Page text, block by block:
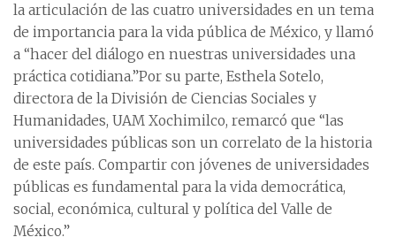
la articulación de las cuatro universidades en un tema
de importancia para la vida pública de México, y llamó
a “hacer del diálogo en nuestras universidades una
práctica cotidiana.”Por su parte, Esthela Sotelo,
directora de la División de Ciencias Sociales y
Humanidades, UAM Xochimilco, remarcó que “las
universidades públicas son un correlato de la historia
de este país. Compartir con jóvenes de universidades
públicas es fundamental para la vida democrática,
social, económica, cultural y política del Valle de
México.”